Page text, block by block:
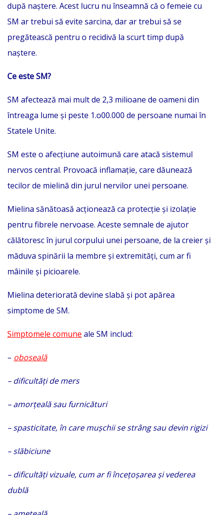
după naștere. Acest lucru nu înseamnă că o femeie cu
SM ar trebui să evite sarcina, dar ar trebui să se
pregătească pentru o recidivă la scurt timp după
naștere.
Ce este SM?
SM afectează mai mult de 2,3 milioane de oameni din
întreaga lume și peste 1.o00.000 de persoane numai în
Statele Unite.
SM este o afecțiune autoimună care atacă sistemul
nervos central. Provoacă inflamație, care dăunează
tecilor de mielină din jurul nervilor unei persoane.
Mielina sănătoasă acționează ca protecție și izolație
pentru fibrele nervoase. Aceste semnale de ajutor
călătoresc în jurul corpului unei persoane, de la creier și
măduva spinării la membre și extremități, cum ar fi
mâinile și picioarele.
Mielina deteriorată devine slabă și pot apărea
simptome de SM.
Simptomele comune ale SM includ:
– oboseală
– dificultăți de mers
– amorțeală sau furnicături
– spasticitate, în care mușchii se strâng sau devin rigizi
– slăbiciune
– dificultăți vizuale, cum ar fi încețoșarea și vederea
dublă